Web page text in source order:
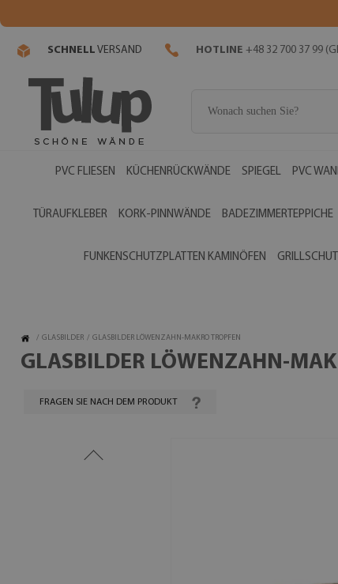
SCHNELL VERSAND HOTLINE +48 32 700 37 99
PVC FLIESEN KÜCHENRÜCKWÄNDE SPIEGEL PVC
TÜRAUFKLEBER KORK-PINNWÄNDE BADEZIMMERTEPPICHE
FUNKENSCHUTZPLATTEN KAMINÖFEN
/ GLASBILDER / GLASBILDER LÖWENZAHN-MAKRO TROPFEN
GLASBILDER LÖWENZAHN-
FRAGEN SIE NACH DEM PRODUKT